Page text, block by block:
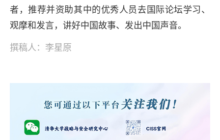
者，推荐并资助其中的优秀人员去国际论坛学习、
观摩和发言，讲好中国故事、发出中国声音。
撰稿人：李星原